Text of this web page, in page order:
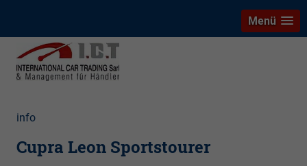
Menü
info
Cupra Leon Sportstourer